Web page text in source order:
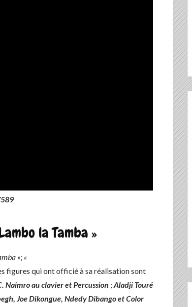
la Tamba »
»; «
figures qui ont officié à sa réalisation sont
Naimroau clavier et Percussion ; Aladji Touré
Joe Dikongue, Ndedy Dibango et Color